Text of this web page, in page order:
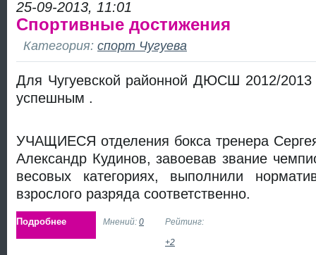
25-09-2013, 11:01
Спортивные достижения
Категория: спорт Чугуева
Для Чугуевской районной ДЮСШ 2012/2013
успешным .
УЧАЩИЕСЯ отделения бокса тренера
Александр Кудинов, завоевав звание
весовых категориях, выполнили
взрослого разряда соответственно.
Подробнее Мнений: 0 Рейтинг:
+2